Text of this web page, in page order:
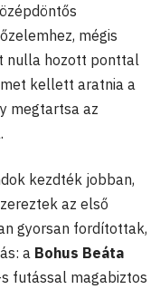
mégis
nulla hozott ponttal
kellett aratnia a
megtartsa az
kezdték jobban,
az első
gyorsan fordítottak,
a Bohus Beáta
futással magabiztos